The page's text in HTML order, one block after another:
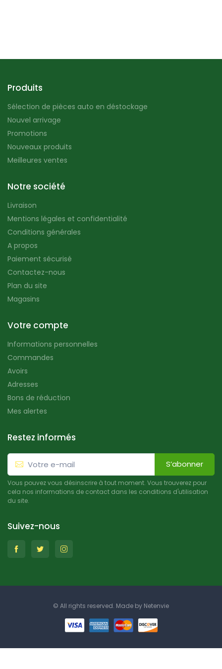
Produits
Sélection de pièces auto en déstockage
Nouvel arrivage
Promotions
Nouveaux produits
Meilleures ventes
Notre société
Livraison
Mentions légales et confidentialité
Conditions générales
A propos
Paiement sécurisé
Contactez-nous
Plan du site
Magasins
Votre compte
Informations personnelles
Commandes
Avoirs
Adresses
Bons de réduction
Mes alertes
Restez informés
S’abonner
Vous pouvez vous désinscrire à tout moment. Vous trouverez pour
cela nos informations de contact dans les conditions d'utilisation
du site.
Suivez-nous
© All rights reserved. Made by Netenvie